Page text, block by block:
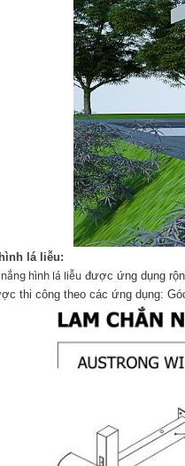
lá liễu:
hình lá liễu được ứng dụng
thi công theo các ứng dụng: